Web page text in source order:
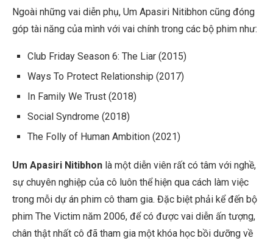
Ngoài những vai diễn phụ, Um Apasiri Nitibhon cũng đóng
góp tài năng của mình với vai chính trong các bộ phim như:
Club Friday Season 6: The Liar (2015)
Ways To Protect Relationship (2017)
In Family We Trust (2018)
Social Syndrome (2018)
The Folly of Human Ambition (2021)
Um Apasiri Nitibhon là một diễn viên rất có tâm với nghề,
sự chuyên nghiệp của cô luôn thể hiện qua cách làm việc
trong mỗi dự án phim cô tham gia. Đặc biệt phải kể đến bộ
phim The Victim năm 2006, để có được vai diễn ấn tượng,
chân thật nhất cô đã tham gia một khóa học bồi dưỡng về